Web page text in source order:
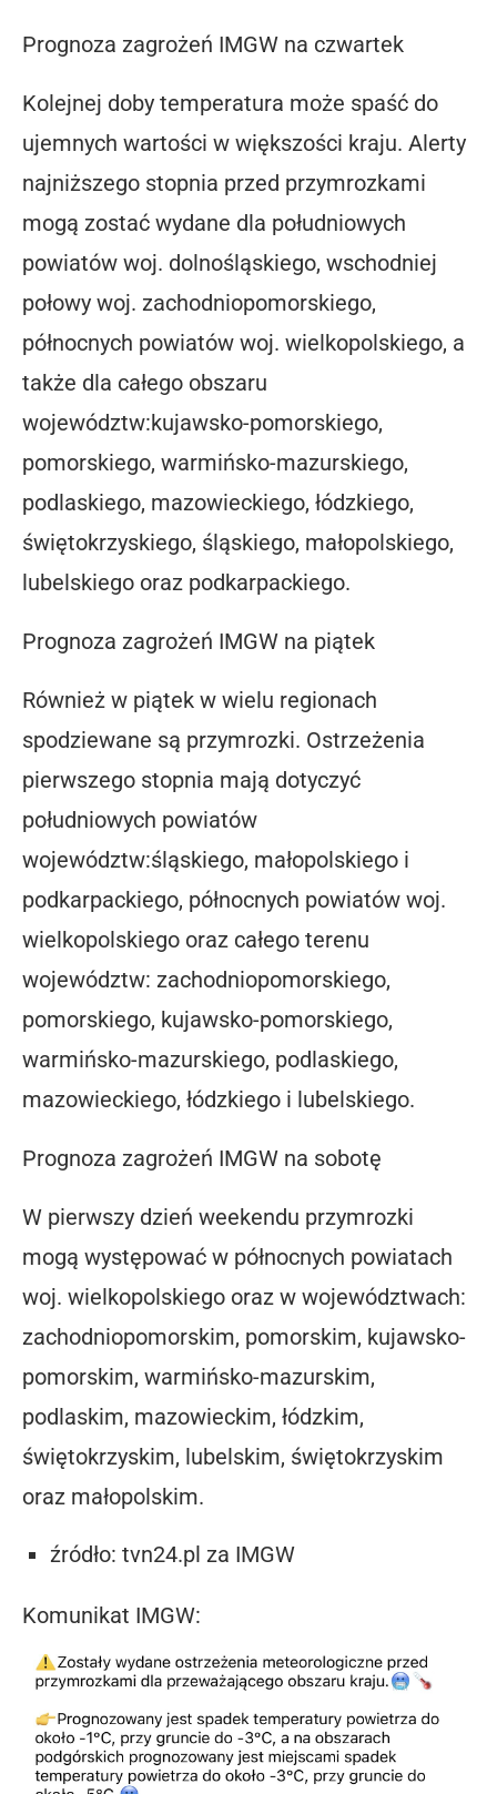
Prognoza zagrożeń IMGW na czwartek
Kolejnej doby temperatura może spaść do
ujemnych wartości w większości kraju. Alerty
najniższego stopnia przed przymrozkami
mogą zostać wydane dla południowych
powiatów woj. dolnośląskiego, wschodniej
połowy woj. zachodniopomorskiego,
północnych powiatów woj. wielkopolskiego, a
także dla całego obszaru
województw:kujawsko-pomorskiego,
pomorskiego, warmińsko-mazurskiego,
podlaskiego, mazowieckiego, łódzkiego,
świętokrzyskiego, śląskiego, małopolskiego,
lubelskiego oraz podkarpackiego.
Prognoza zagrożeń IMGW na piątek
Również w piątek w wielu regionach
spodziewane są przymrozki. Ostrzeżenia
pierwszego stopnia mają dotyczyć
południowych powiatów
województw:śląskiego, małopolskiego i
podkarpackiego, północnych powiatów woj.
wielkopolskiego oraz całego terenu
województw: zachodniopomorskiego,
pomorskiego, kujawsko-pomorskiego,
warmińsko-mazurskiego, podlaskiego,
mazowieckiego, łódzkiego i lubelskiego.
Prognoza zagrożeń IMGW na sobotę
W pierwszy dzień weekendu przymrozki
mogą występować w północnych powiatach
woj. wielkopolskiego oraz w województwach:
zachodniopomorskim, pomorskim, kujawsko-
pomorskim, warmińsko-mazurskim,
podlaskim, mazowieckim, łódzkim,
świętokrzyskim, lubelskim, świętokrzyskim
oraz małopolskim.
źródło: tvn24.pl za IMGW
Komunikat IMGW: